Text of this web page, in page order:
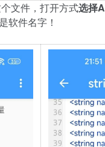
个文件 ， 打开方式选择A
是软件名字 ！